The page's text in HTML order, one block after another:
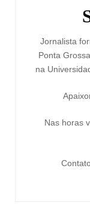
Jornalista
Ponta
na
Nas horas